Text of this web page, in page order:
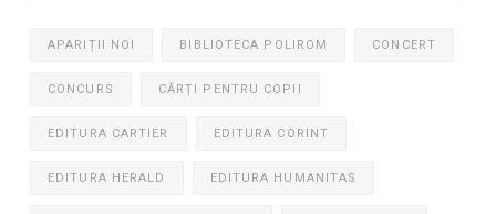
APARIȚII NOI BIBLIOTECA POLIROM CONCERT
CONCURS CĂRȚI PENTRU COPII
EDITURA CARTIER EDITURA CORINT
EDITURA HERALD EDITURA HUMANITAS